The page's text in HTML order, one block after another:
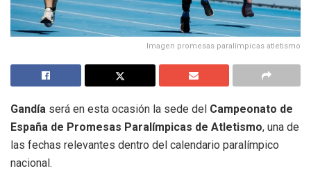
Imagen promesas paralímpicas atletismo
Gandía será en esta ocasión la sede del Campeonato de
España de Promesas Paralímpicas de Atletismo, una de
las fechas relevantes dentro del calendario paralímpico
nacional.